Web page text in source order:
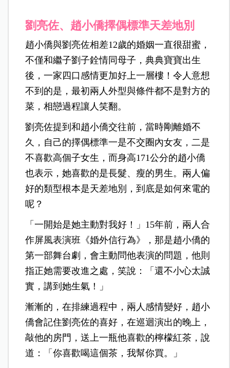
劉亮佐、趙小僑擇偶標準天差地別
趙小僑與劉亮佐相差12歲的婚姻一直很甜蜜，
不僅和繼子劉子銓情同母子，典典寶寶出生
後，一家四口感情更加好上一層樓！令人意想
不到的是，最初兩人外型與條件都不是對方的
菜，相戀過程讓人笑翻。
劉亮佐提到和趙小僑交往前，當時剛離婚不
久，自己的擇偶標準一是不交圈內女友，二是
不喜歡高個子女生，而身高171公分的趙小僑
也表示，她喜歡的是長髮、瘦的男生。兩人偏
好的類型根本是天差地別，到底是如何來電的
呢？
「一開始是她主動對我好！」15年前，兩人合
作屏風表演班《婚外信行為》，那是趙小僑的
第一部舞台劇，會主動問他表演的問題，他則
指正她需要改進之處，笑說：「還不小心太誠
實，講到她生氣！」
漸漸的，在排練過程中，兩人感情變好，趙小
僑會記住劉亮佐的喜好，在巡迴演出的晚上，
敲他的房門，送上一瓶他喜歡的檸檬紅茶，說
道：「你喜歡喝這個茶，我幫你買。」